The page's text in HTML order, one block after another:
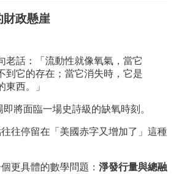
財政懸崖
老話：「流動性就像氧氣，當它
到它的存在；當它消失時，它是
東西。」
將面臨一場史詩級的缺氧時刻。
往停留在「美國赤字又增加了」這種
更具體的數學問題： 淨發行量與總融